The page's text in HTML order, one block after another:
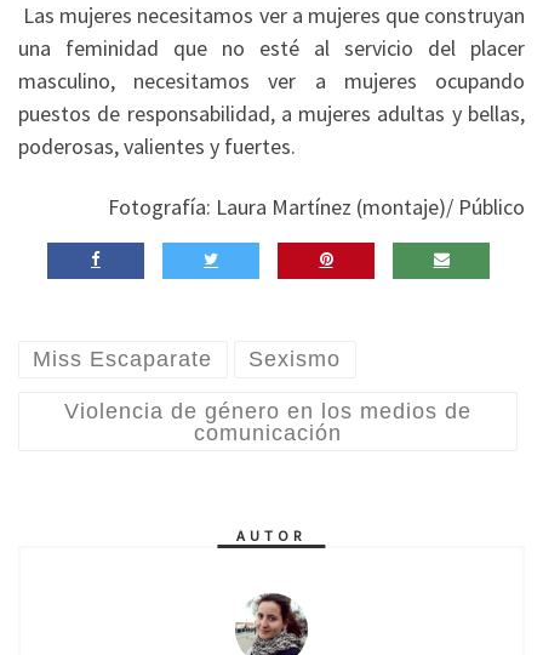
Las mujeres necesitamos ver a mujeres que construyan
una feminidad que no esté al servicio del placer
masculino, necesitamos ver a mujeres ocupando
puestos de responsabilidad, a mujeres adultas y bellas,
poderosas, valientes y fuertes.
Fotografía: Laura Martínez (montaje)/ Público
Miss Escaparate Sexismo
Violencia de género en los medios de
comunicación
AUTOR